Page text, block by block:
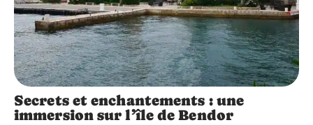
Secrets et enchantements : une
immersion sur l’île de Bendor